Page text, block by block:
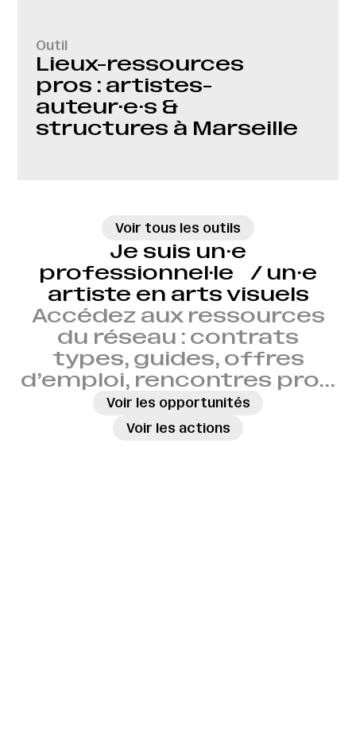
Outil
Lieux-ressources
pros : artistes-
auteur·e·s &
structures à Marseille
Voir tous les outils
Je suis un·e
professionnel·le / un·e
artiste en arts visuels
Accédez aux ressources
du réseau : contrats
types, guides, offres
d’emploi, rencontres pro…
Voir les opportunités
Voir les actions